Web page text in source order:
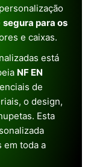
segura para os
e caixas.
está
NF EN
de
o design,
Esta
em toda a